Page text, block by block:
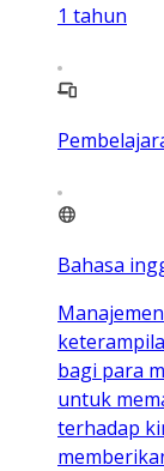
1 tahun
Bahasa
bagi para
untuk
terhadap